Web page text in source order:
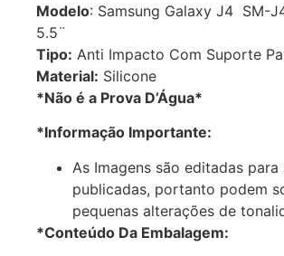
Modelo: Samsung Galaxy J4 SM-
5.5¨
Tipo: Anti Impacto Com Suporte
Material: Silicone
*Não é a Prova D’Água*
*Informação Importante:
As Imagens são editadas para
publicadas, portanto podem
pequenas alterações de
*Conteúdo Da Embalagem: